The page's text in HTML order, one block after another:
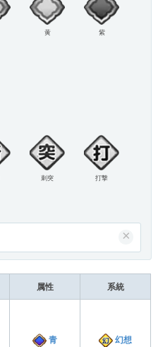
黄 紫
刺突 打撃
×
属性 系統
青 幻想